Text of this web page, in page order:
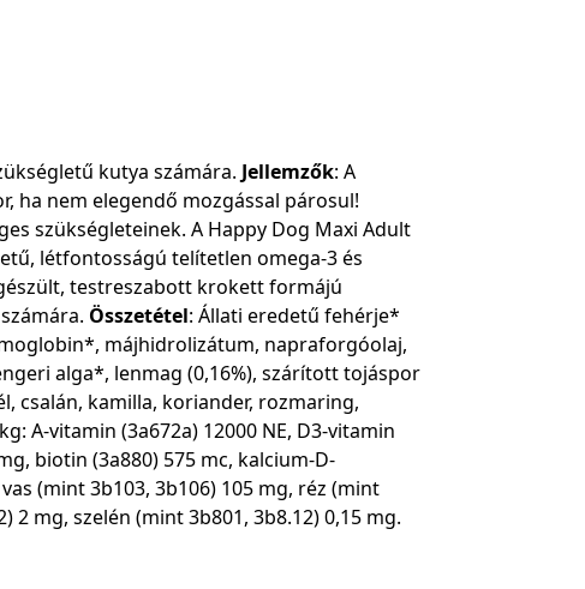
kutya számára. Jellemzők: A
ha nem elegendő mozgással párosul!
szükségleteinek. A Happy Dog Maxi Adult
létfontosságú telítetlen omega-3 és
testreszabott krokett formájú
Összetétel: Állati eredetű fehérje*
májhidrolizátum, napraforgóolaj,
alga*, lenmag (0,16%), szárított tojáspor
csalán, kamilla, koriander, rozmaring,
A-vitamin (3a672a) 12000 NE, D3-vitamin
biotin (3a880) 575 mc, kalcium-D-
(mint 3b103, 3b106) 105 mg, réz (mint
2 mg, szelén (mint 3b801, 3b8.12) 0,15 mg.